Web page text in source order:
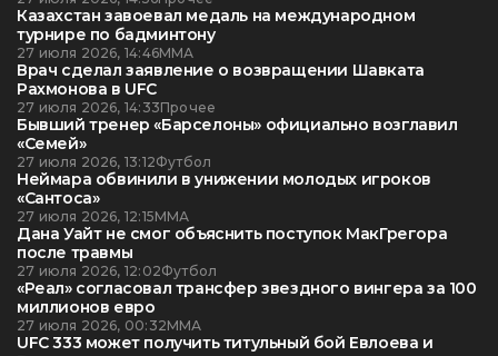
Казахстан завоевал медаль на международном
турнире по бадминтону
27 июля 2026, 14:46ММА
Врач сделал заявление о возвращении Шавката
Рахмонова в UFC
27 июля 2026, 14:33Прочее
Бывший тренер «Барселоны» официально возглавил
«Семей»
27 июля 2026, 13:12Футбол
Неймара обвинили в унижении молодых игроков
«Сантоса»
27 июля 2026, 12:15ММА
Дана Уайт не смог объяснить поступок МакГрегора
после травмы
27 июля 2026, 12:02Футбол
«Реал» согласовал трансфер звездного вингера за 100
миллионов евро
27 июля 2026, 00:32ММА
UFC 333 может получить титульный бой Евлоева и